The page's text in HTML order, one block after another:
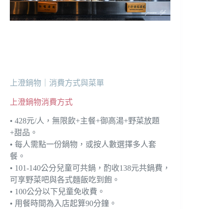
上澄鍋物｜消費方式與菜單
上澄鍋物消費方式
• 428元/人，無限飲+主餐+御高湯+野菜放題
+甜品。
• 每人需點一份鍋物，或按人數選擇多人套
餐。
• 101-140公分兒童可共鍋，酌收138元共鍋費，
可享野菜吧與各式麵飯吃到飽。
• 100公分以下兒童免收費。
• 用餐時間為入店起算90分鐘。